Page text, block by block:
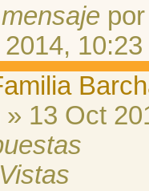
10:23
» 13 Oct
Vistas